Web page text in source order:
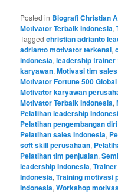
Posted in Biografi Christian
Motivator Terbaik Indonesia,
Tagged christian adrianto
adrianto motivator terkenal,
indonesia,leadership
karyawan,Motivasi tim sales
Motivator Fortune 500
Motivator karyawan
Motivator Terbaik Indonesia,
Pelatihan leadership
Pelatihan pengembangan diri
Pelatihan sales Indonesia,
soft skill perusahaan,
Pelatihan tim penjualan,
leadership Indonesia,
Indonesia,Training motivasi
Indonesia,Workshop